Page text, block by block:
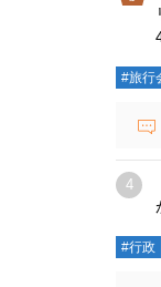
#旅行
#行政